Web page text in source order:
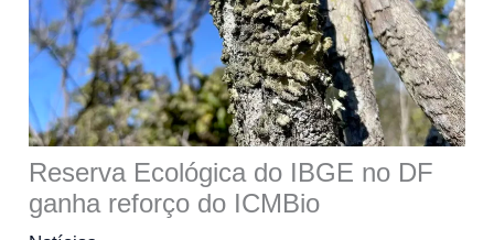
Reserva Ecológica do IBGE no DF
ganha reforço do ICMBio